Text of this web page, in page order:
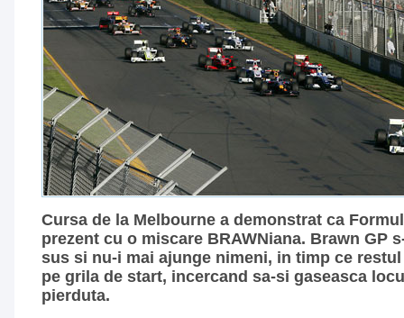
Cursa de la Melbourne a demonstrat ca
prezent cu o miscare BRAWNiana. Brawn GP
sus si nu-i mai ajunge nimeni, in timp ce
pe grila de start, incercand sa-si gaseasca
pierduta.